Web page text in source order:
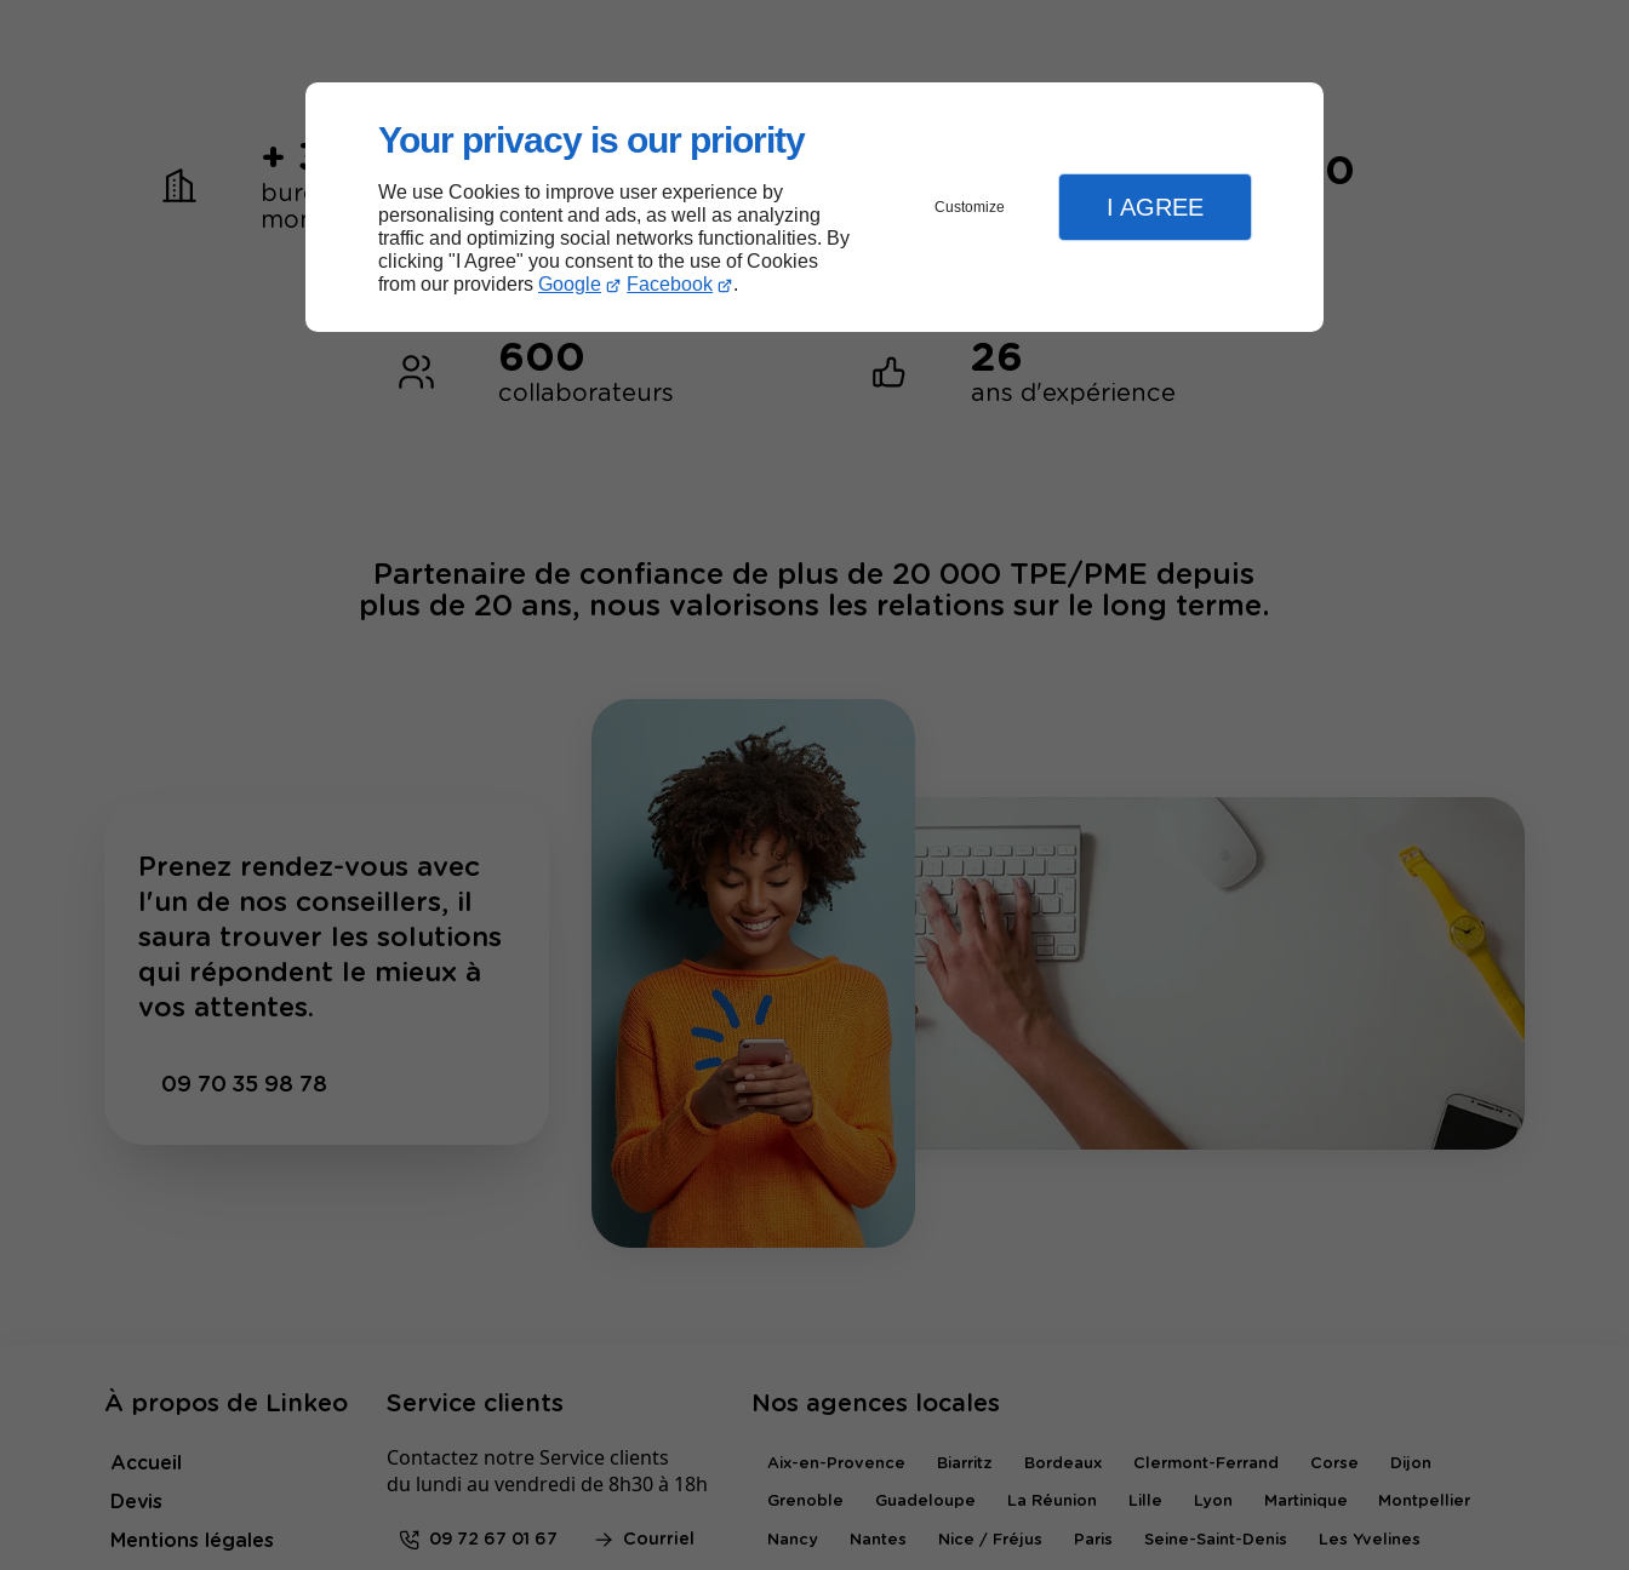
Your privacy is our priority
We use Cookies to improve user experience by
personalising content and ads, as well as analyzing
traffic and optimizing social networks functionalities. By
clicking "I Agree" you consent to the use of Cookies
from our providers Google Facebook .
Customize I AGREE
+ 30
bureaux dans le
monde
40000
sites web créés
20000
600
collaborateurs
26
ans d'expérience
Partenaire de confiance de plus de 20 000 TPE/PME depuis
plus de 20 ans, nous valorisons les relations sur le long terme.
Prenez rendez-vous avec
l'un de nos conseillers, il
saura trouver les solutions
qui répondent le mieux à
vos attentes.
09 70 35 98 78
À propos de Linkeo
Accueil
Devis
Mentions légales
Service clients
Contactez notre Service clients
du lundi au vendredi de 8h30 à 18h
09 72 67 01 67 Courriel
Nos agences locales
Aix-en-Provence Biarritz Bordeaux Clermont-Ferrand Corse Dijon
Grenoble Guadeloupe La Réunion Lille Lyon Martinique Montpellier
Nancy Nantes Nice / Fréjus Paris Seine-Saint-Denis Les Yvelines